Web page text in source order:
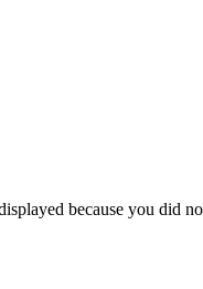
because you did